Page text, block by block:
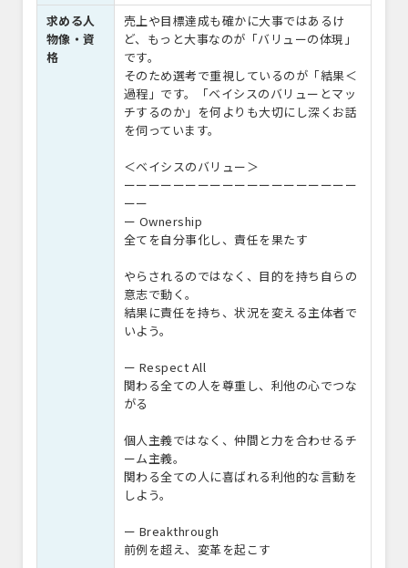
求める人
物像・資
格
売上や目標達成も確かに大事ではあるけ
ど、もっと大事なのが「バリューの体現」
です。
そのため選考で重視しているのが「結果＜
過程」です。「ベイシスのバリューとマッ
チするのか」を何よりも大切にし深くお話
を伺っています。
＜ベイシスのバリュー＞
ーーーーーーーーーーーーーーーーーーー
ーー
ー Ownership
全てを自分事化し、責任を果たす
やらされるのではなく、目的を持ち自らの
意志で動く。
結果に責任を持ち、状況を変える主体者で
いよう。
ー Respect All
関わる全ての人を尊重し、利他の心でつな
がる
個人主義ではなく、仲間と力を合わせるチ
ーム主義。
関わる全ての人に喜ばれる利他的な言動を
しよう。
ー Breakthrough
前例を超え、変革を起こす